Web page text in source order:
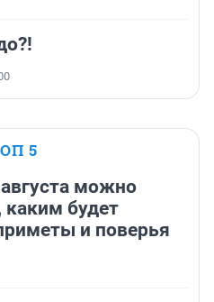
5
можно
каким будет
и поверья